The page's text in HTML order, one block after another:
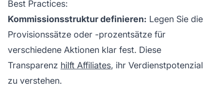
Best Practices:
Kommissionsstruktur definieren: Legen Sie die
Provisionssätze oder -prozentsätze für
verschiedene Aktionen klar fest. Diese
Transparenz hilft Affiliates, ihr Verdienstpotenzial
zu verstehen.